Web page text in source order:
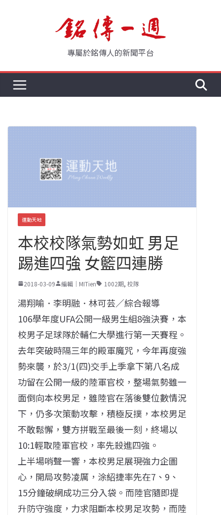
專屬於銘傳人的新聞平台
運動天地
本校校隊氣勢如虹 男足
踢進四強 女籃四連勝
2018-03-09 編輯｜MITien 1002期, 校隊
湯翔喻．李明融．林可芸／綜合報導
106學年度UFA公開一級男生組8強決賽，本
校男子足球隊於輔仁大學進行第一天賽程。
去年突破時隔三年的殿軍魔咒，今年再度強
勢來襲，於3/1(四)交手上季拿下第八名成
功留在公開一級的陸軍官校，整場氣勢雖一
面倒向本校男足，雖陸官在落後雙位數情況
下，仍多次策動攻擊，積極反撲，本校男足
不敢鬆懈，雙方拼戰至最後一刻，終場以
10:1輕取陸軍官校，率先殺進四強。
上半場哨聲一響，本校男足展現強力企圖
心，開局攻勢凌厲，涂紹捷率先在7、9、
15分鐘破網成功三分入袋。而陸官隨即提
升防守強度，力求阻斷本校男足攻勢，而陸